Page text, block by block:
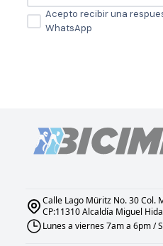
Acepto recibir una
WhatsApp
Calle Lago Müritz No. 30 Col.
CP:11310 Alcaldía Miguel
Lunes a viernes 7am a 6pm /